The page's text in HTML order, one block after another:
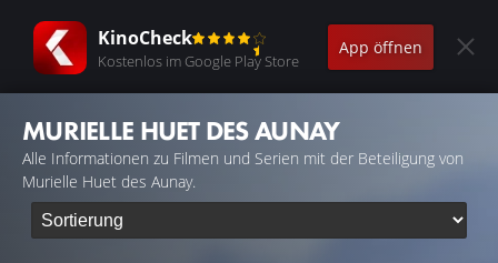
KinoCheck
Kostenlos im Google Play Store
App öffnen
MURIELLE HUET DES AUNAY
Alle Informationen zu Filmen und Serien mit der Beteiligung von
Murielle Huet des Aunay.